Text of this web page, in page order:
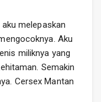
melepaskan
Aku
miliknya yang
Semakin
Cersex Mantan